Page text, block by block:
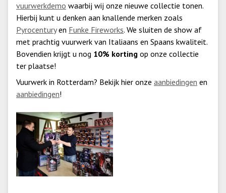
vuurwerkdemo waarbij wij onze nieuwe collectie tonen.
Hierbij kunt u denken aan knallende merken zoals
Pyrocenturyen Funke Fireworks. We sluiten de show af
met prachtig vuurwerk van Italiaans en Spaans kwaliteit.
Bovendien krijgt u nog 10% korting op onze collectie
ter plaatse!
Vuurwerk in Rotterdam? Bekijk hier onze aanbiedingen en
aanbiedingen!